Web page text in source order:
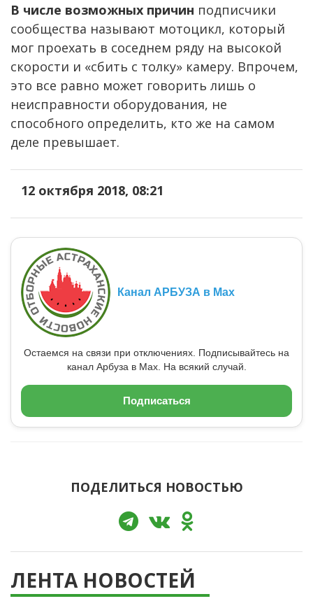
В числе возможных причин подписчики
сообщества называют мотоцикл, который
мог проехать в соседнем ряду на высокой
скорости и «сбить с толку» камеру. Впрочем,
это все равно может говорить лишь о
неисправности оборудования, не
способного определить, кто же на самом
деле превышает.
12 октября 2018, 08:21
Канал АРБУЗА в Max
Остаемся на связи при отключениях. Подписывайтесь на
канал Арбуза в Max. На всякий случай.
Подписаться
ПОДЕЛИТЬСЯ НОВОСТЬЮ
ЛЕНТА НОВОСТЕЙ